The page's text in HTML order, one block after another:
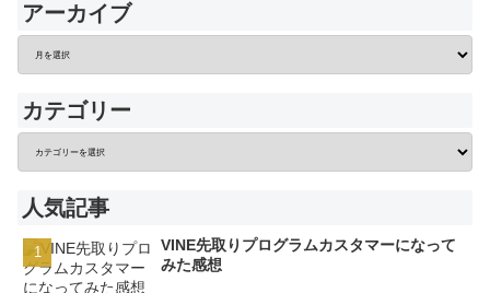
アーカイブ
カテゴリー
人気記事
VINE先取りプログラムカスタマーになって
みた感想